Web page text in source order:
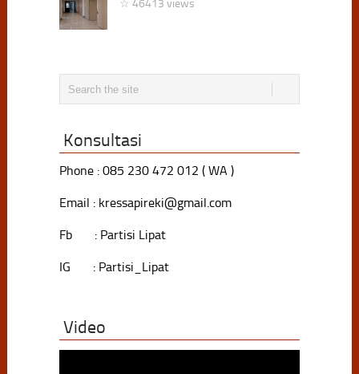
☆ 46413 views
Konsultasi
Phone : 085 230 472 012 ( WA )
Email : kressapireki@gmail.com
Fb : Partisi Lipat
IG : Partisi_Lipat
Video